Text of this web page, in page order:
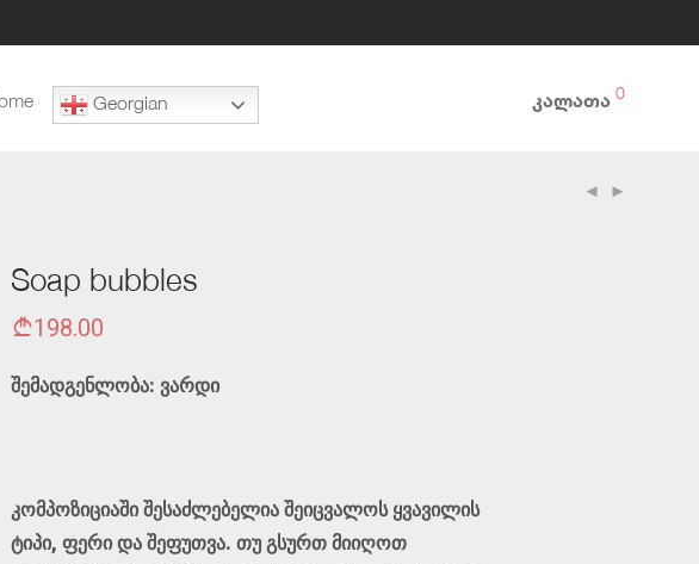
Georgian კალათა 0
Soap bubbles
198.00
შემადგენლობა: ვარდი
კომპოზიციაში შესაძლებელია შეიცვალოს ყვავილის
ტიპი, ფერი და შეფუთვა. თუ გსურთ მიიღოთ